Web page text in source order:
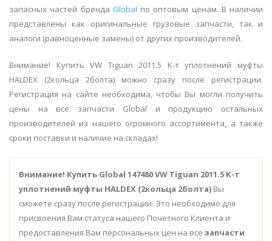
запасных частей бренда Global по оптовым ценам. В наличии
представлены как оригинальные грузовые запчасти, так и
аналоги (равноценные замены) от других производителей.
Внимание! Купить VW Tiguan 2011.5 К-т уплотнений муфты
HALDEX (2кольца 2болта) можно сразу после регистрации.
Регистрация на сайте необходима, чтобы Вы могли получить
цены на все запчасти Global и продукцию остальных
производителей из нашего огромного ассортимента, а также
сроки поставки и наличие на складах!
Внимание! Купить Global 147480 VW Tiguan 2011.5 К-т
уплотнений муфты HALDEX (2кольца 2болта) Вы
сможете сразу после регистрации. Это необходимо для
присвоения Вам статуса нашего Почетного Клиента и
предоставления Вам персональных цен на все запчасти